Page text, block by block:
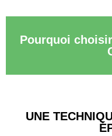
Pourquoi
UNE